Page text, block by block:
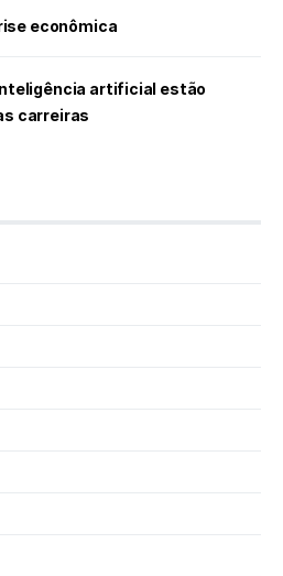
econômica
artificial estão
carreiras